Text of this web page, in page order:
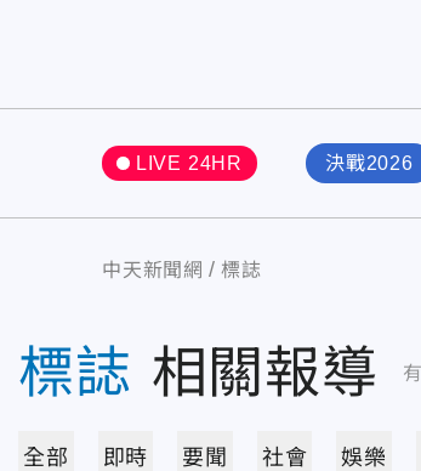
LIVE 24HR 決戰2026
中天新聞網 標誌
標誌 相關報導 有
全部 即時 要聞 社會 娛樂